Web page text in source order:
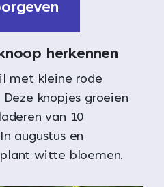
herkennen
met kleine rode
knopjes groeien
van 10
augustus en
witte bloemen.